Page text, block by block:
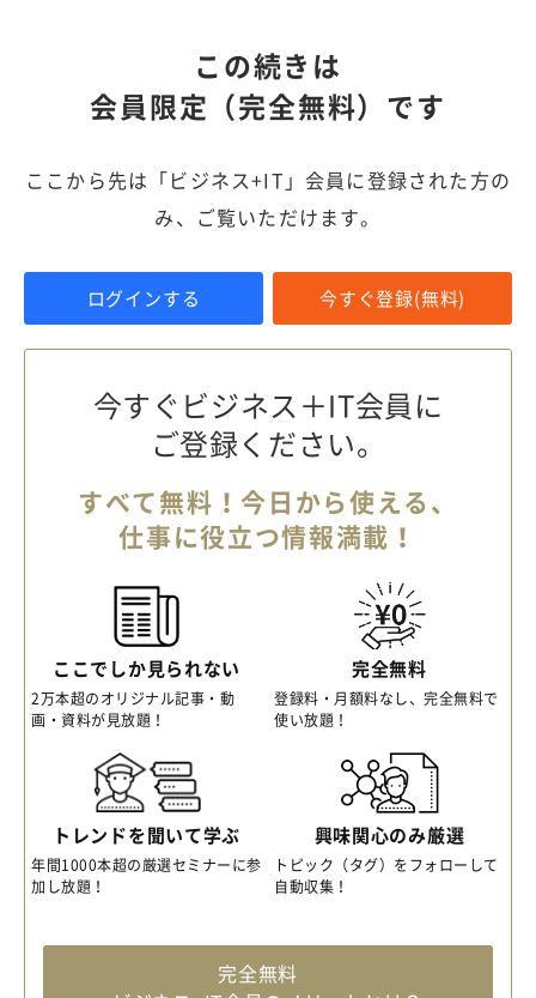
この続きは
会員限定（完全無料）です
ここから先は「ビジネス+IT」会員に登録された方の
み、ご覧いただけます。
ログインする 今すぐ登録(無料)
今すぐビジネス＋IT会員に
ご登録ください。
すべて無料！今日から使える、
仕事に役立つ情報満載！
ここでしか見られない
2万本超のオリジナル記事・動
画・資料が見放題！
完全無料
登録料・月額料なし、完全無料で
使い放題！
トレンドを聞いて学ぶ
年間1000本超の厳選セミナーに参
加し放題！
興味関心のみ厳選
トピック（タグ）をフォローして
自動収集！
完全無料